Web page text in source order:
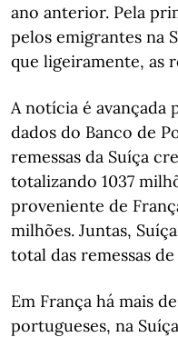
ano anterior. Pela
pelos emigrantes na
que ligeiramente, as
A notícia é avançada
dados do Banco de
remessas da Suíça
totalizando 1037
proveniente de
milhões. Juntas,
total das remessas
Em França há mais
portugueses, na